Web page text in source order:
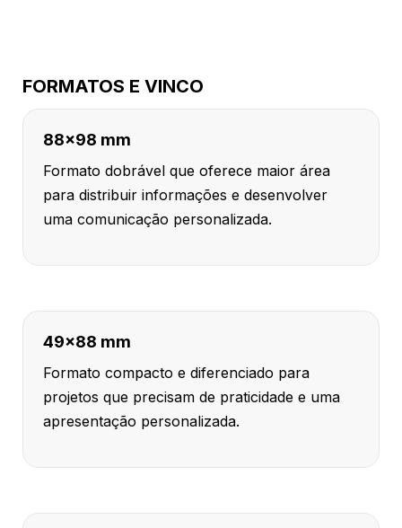
FORMATOS E VINCO
88x98 mm
Formato dobrável que oferece maior área
para distribuir informações e desenvolver
uma comunicação personalizada.
49x88 mm
Formato compacto e diferenciado para
projetos que precisam de praticidade e uma
apresentação personalizada.